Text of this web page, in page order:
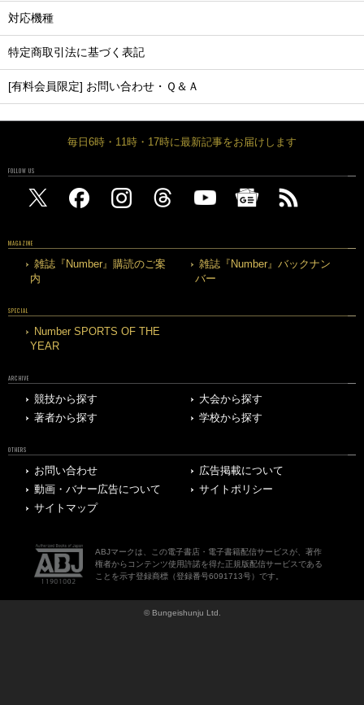
対応機種
特定商取引法に基づく表記
[有料会員限定] お問い合わせ・Ｑ＆Ａ
毎日6時・11時・17時に最新記事をお届けします
FOLLOW US
MAGAZINE
雑誌『Number』購読のご案
内
雑誌『Number』バックナン
バー
SPECIAL
Number SPORTS OF THE
YEAR
ARCHIVE
競技から探す
大会から探す
著者から探す
学校から探す
OTHERS
お問い合わせ
広告掲載について
動画・バナー広告について
サイトポリシー
サイトマップ
ABJマークは、この電子書店・電子書籍配信サービスが、著作
権者からコンテンツ使用許諾を得た正規版配信サービスである
ことを示す登録商標（登録番号6091713号）です。
© Bungeishunju Ltd.